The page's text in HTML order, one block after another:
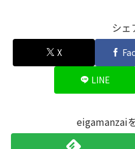
シェ
X
LINE
eigamanzai